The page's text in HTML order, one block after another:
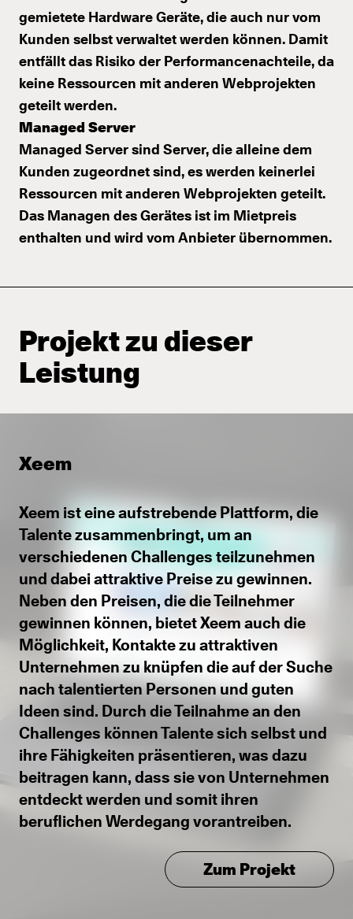
gemietete Hardware Geräte, die auch nur vom
Kunden selbst verwaltet werden können. Damit
entfällt das Risiko der Performancenachteile, da
keine Ressourcen mit anderen Webprojekten
geteilt werden.
Managed Server
Managed Server sind Server, die alleine dem
Kunden zugeordnet sind, es werden keinerlei
Ressourcen mit anderen Webprojekten geteilt.
Das Managen des Gerätes ist im Mietpreis
enthalten und wird vom Anbieter übernommen.
Projekt zu dieser
Leistung
Xeem
Xeem ist eine aufstrebende Plattform, die
Talente zusammenbringt, um an
verschiedenen Challenges teilzunehmen
und dabei attraktive Preise zu gewinnen.
Neben den Preisen, die die Teilnehmer
gewinnen können, bietet Xeem auch die
Möglichkeit, Kontakte zu attraktiven
Unternehmen zu knüpfen die auf der Suche
nach talentierten Personen und guten
Ideen sind. Durch die Teilnahme an den
Challenges können Talente sich selbst und
ihre Fähigkeiten präsentieren, was dazu
beitragen kann, dass sie von Unternehmen
entdeckt werden und somit ihren
beruflichen Werdegang vorantreiben.
Zum Projekt